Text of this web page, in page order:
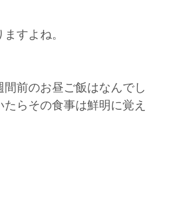
すよね。
前のお昼ご飯はなんでし
らその食事は鮮明に覚え